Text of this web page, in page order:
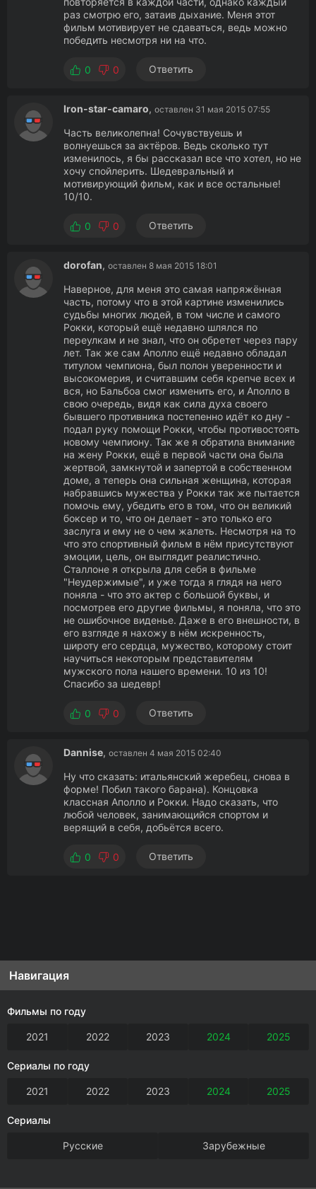
раз смотрю его, затаив дыхание. Меня этот
фильм мотивирует не сдаваться, ведь можно
победить несмотря ни на что.
0 0 Ответить
Iron-star-camaro, оставлен 31 мая 2015 07:55
Часть великолепна! Сочувствуешь и
волнуешься за актёров. Ведь сколько тут
изменилось, я бы рассказал все что хотел, но не
хочу спойлерить. Шедевральный и
мотивирующий фильм, как и все остальные!
10/10.
0 0 Ответить
dorofan, оставлен 8 мая 2015 18:01
Наверное, для меня это самая напряжённая
часть, потому что в этой картине изменились
судьбы многих людей, в том числе и самого
Рокки, который ещё недавно шлялся по
переулкам и не знал, что он обретет через пару
лет. Так же сам Аполло ещё недавно обладал
титулом чемпиона, был полон уверенности и
высокомерия, и считавшим себя крепче всех и
вся, но Бальбоа смог изменить его, и Аполло в
свою очередь, видя как сила духа своего
бывшего противника постепенно идёт ко дну -
подал руку помощи Рокки, чтобы противостоять
новому чемпиону. Так же я обратила внимание
на жену Рокки, ещё в первой части она была
жертвой, замкнутой и запертой в собственном
доме, а теперь она сильная женщина, которая
набравшись мужества у Рокки так же пытается
помочь ему, убедить его в том, что он великий
боксер и то, что он делает - это только его
заслуга и ему не о чем жалеть. Несмотря на то
что это спортивный фильм в нём присутствуют
эмоции, цель, он выглядит реалистично.
Сталлоне я открыла для себя в фильме
"Неудержимые", и уже тогда я глядя на него
поняла - что это актер с большой буквы, и
посмотрев его другие фильмы, я поняла, что это
не ошибочное виденье. Даже в его внешности, в
его взгляде я нахожу в нём искренность,
широту его сердца, мужество, которому стоит
научиться некоторым представителям
мужского пола нашего времени. 10 из 10!
Спасибо за шедевр!
0 0 Ответить
Dannise, оставлен 4 мая 2015 02:40
Ну что сказать: итальянский жеребец, снова в
форме! Побил такого барана). Концовка
классная Аполло и Рокки. Надо сказать, что
любой человек, занимающийся спортом и
верящий в себя, добьётся всего.
0 0 Ответить
Навигация
Фильмы по году
2021 2022 2023 2024 2025
Сериалы по году
2021 2022 2023 2024 2025
Сериалы
Русские Зарубежные